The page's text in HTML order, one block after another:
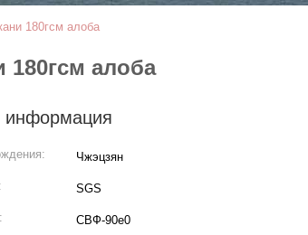
180гсм алоба
180гсм алоба
информация
Чжэцзян
SGS
СВФ-90е0